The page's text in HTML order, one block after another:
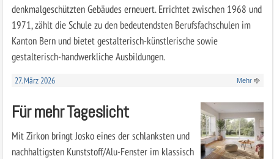
denkmalgeschützten Gebäudes erneuert. Errichtet zwischen 1968 und
1971, zählt die Schule zu den bedeutendsten Berufsfachschulen im
Kanton Bern und bietet gestalterisch-künstlerische sowie
gestalterisch-handwerkliche Ausbildungen.
27. März 2026 Mehr
Für mehr Tageslicht
Mit Zirkon bringt Josko eines der schlanksten und
nachhaltigsten Kunststoff/Alu-Fenster im klassisch